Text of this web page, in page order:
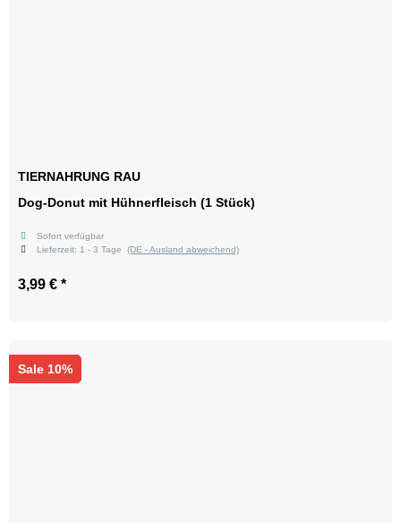
TIERNAHRUNG RAU
Dog-Donut mit Hühnerfleisch (1 Stück)
Sofort verfügbar
Lieferzeit: 1 - 3 Tage (DE - Ausland abweichend)
3,99 € *
Sale 10%